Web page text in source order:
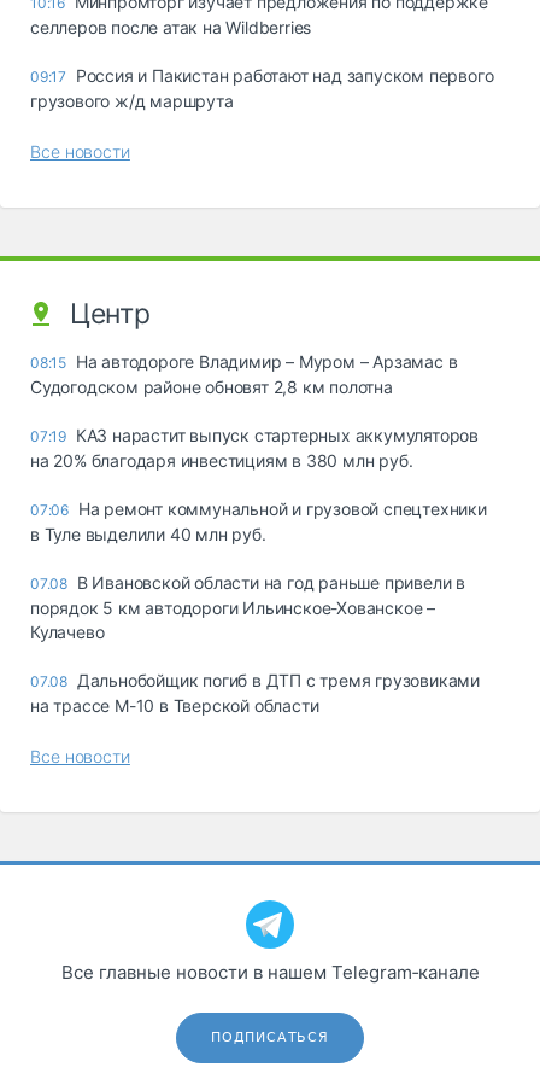
селлеров после атак на Wildberries
09:17
Россия и Пакистан работают над запуском первого
грузового ж/д маршрута
Все новости
Центр
08:15 На автодороге Владимир – Муром – Арзамас в
Судогодском районе обновят 2,8 км полотна
07:19 КАЗ нарастит выпуск стартерных аккумуляторов
на 20% благодаря инвестициям в 380 млн руб.
07:06 На ремонт коммунальной и грузовой спецтехники
в Туле выделили 40 млн руб.
07.08 В Ивановской области на год раньше привели в
порядок 5 км автодороги Ильинское-Хованское –
Кулачево
07.08 Дальнобойщик погиб в ДТП с тремя грузовиками
на трассе М-10 в Тверской области
Все новости
Все главные новости в нашем Telegram‑канале
ПОДПИСАТЬСЯ